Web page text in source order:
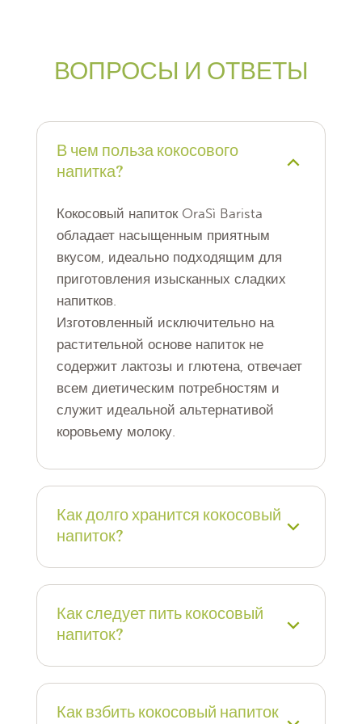
ВОПРОСЫ И ОТВЕТЫ
В чем польза кокосового
напитка?
Кокосовый напиток OraSì Barista
обладает насыщенным приятным
вкусом, идеально подходящим для
приготовления изысканных сладких
напитков.
Изготовленный исключительно на
растительной основе напиток не
содержит лактозы и глютена, отвечает
всем диетическим потребностям и
служит идеальной альтернативой
коровьему молоку.
Как долго хранится кокосовый
напиток?
5 дней после открытия и хранить в
холодильнике.
Более подробную информацию о
хранении см. на этикетке продукта или
на официальном сайте OraSì Barista.
Как следует пить кокосовый
напиток?
сочетании с кофе.
Как взбить кокосовый напиток